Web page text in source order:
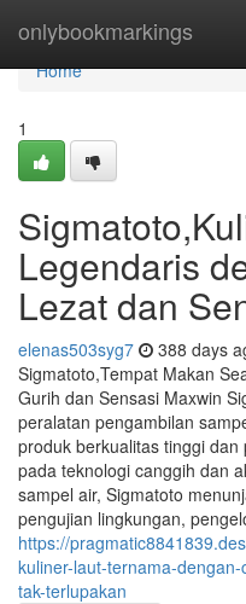
onlybookmarkings
Home
Home
1
Legendaris
Lezat dan
elenas503syg7 388 days
Sigmatoto,Tempat Makan
Gurih dan Sensasi Maxwin
peralatan pengambilan
produk berkualitas tinggi
pada teknologi canggih dan
sampel air, Sigmatoto
pengujian lingkungan,
https://
kuliner-laut-ternama-
tak-terlupakan